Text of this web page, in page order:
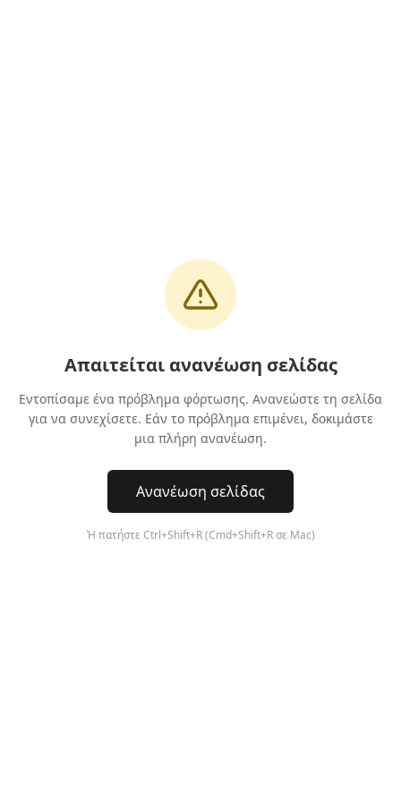
Απαιτείται ανανέωση σελίδας
Εντοπίσαμε ένα πρόβλημα φόρτωσης. Ανανεώστε τη σελίδα
για να συνεχίσετε. Εάν το πρόβλημα επιμένει, δοκιμάστε
μια πλήρη ανανέωση.
Ανανέωση σελίδας
Ή πατήστε Ctrl+Shift+R (Cmd+Shift+R σε Mac)